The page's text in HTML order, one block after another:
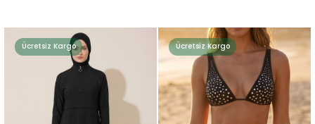
Ücretsiz Kargo Ücretsiz Kargo